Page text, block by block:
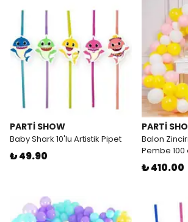
PARTİ SHOW
Baby Shark 10'lu Artistik Pipet
₺ 49.90
PARTİ
Balon
Pembe
₺ 410.00